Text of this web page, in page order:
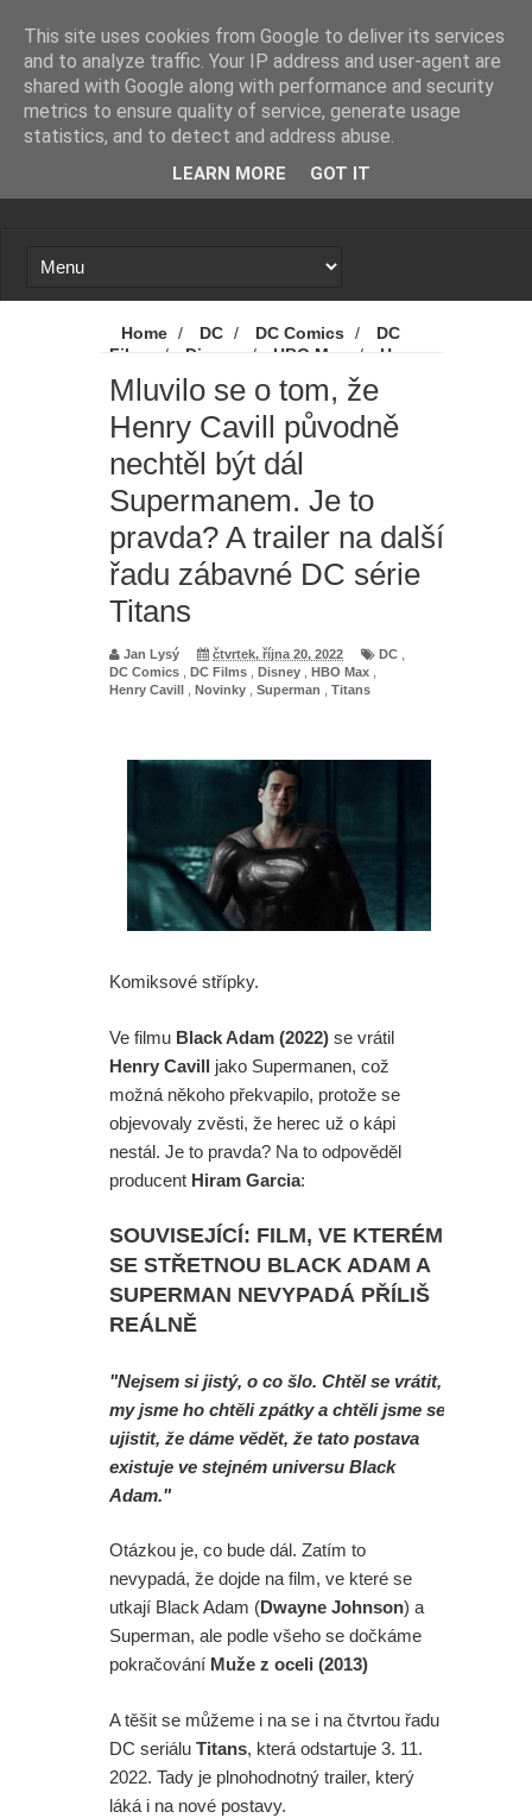
Loading...
Home / DC / DC Comics /
DC
Films
/ Disney / HBO Max /
Henry
Cavill
Superman
Titans /
Mluvilo se o tom, že Henry
Cavill původně nechtěl být dál Supermanem.
Je to pravda? A trailer na další řadu zábavné
DC série Titans
Mluvilo se o tom, že
Henry Cavill původně
nechtěl být dál
Supermanem. Je to
pravda? A trailer na další
řadu zábavné DC série
Titans
Jan Lysý čtvrtek, října 20, 2022 DC
DC Comics
DC Films Disney HBO Max
Henry Cavill
Novinky Superman Titans
Komiksové střípky.
Ve filmu Black Adam (2022) se vrátil
Henry Cavill jako Supermanen, což
možná někoho překvapilo, protože se
objevovaly zvěsti, že herec už o kápi
nestál. Je to pravda? Na to odpověděl
producent Hiram Garcia:
SOUVISEJÍCÍ: FILM, VE KTERÉM
SE STŘETNOU BLACK ADAM A
SUPERMAN NEVYPADÁ PŘÍLIŠ
REÁLNĚ
"Nejsem si jistý, o co šlo. Chtěl se vrátit,
my jsme ho chtěli zpátky a chtěli jsme se
ujistit, že dáme vědět, že tato postava
existuje ve stejném universu Black
Adam."
Otázkou je, co bude dál. Zatím to
nevypadá, že dojde na film, ve které se
utkají Black Adam (Dwayne Johnson) a
Superman, ale podle všeho se dočkáme
pokračování Muže z oceli (2013)
A těšit se můžeme i na se i na čtvrtou řadu
DC seriálu Titans, která odstartuje 3. 11.
2022. Tady je plnohodnotný trailer, který
láká i na nové postavy.
This site uses cookies from Google to deliver its services
and to analyze traffic. Your IP address and user-agent are
shared with Google along with performance and security
metrics to ensure quality of service, generate usage
statistics, and to detect and address abuse.
LEARN MORE GOT IT